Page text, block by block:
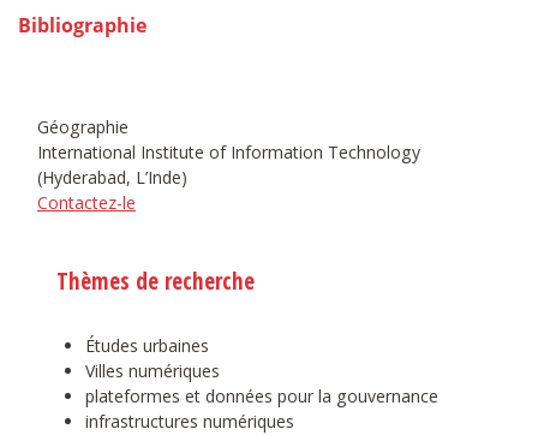
Bibliographie
Géographie
International Institute of Information Technology
(Hyderabad, L’Inde)
Contactez-le
Thèmes de recherche
Études urbaines
Villes numériques
plateformes et données pour la gouvernance
infrastructures numériques